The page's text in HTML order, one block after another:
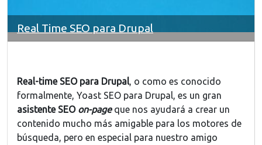
Real Time SEO para Drupal
Real-time SEO para Drupal, o como es conocido
formalmente, Yoast SEO para Drupal, es un gran
asistente SEO on-pageque nos ayudará a crear un
contenido mucho más amigable para los motores de
búsqueda, pero en especial para nuestro amigo